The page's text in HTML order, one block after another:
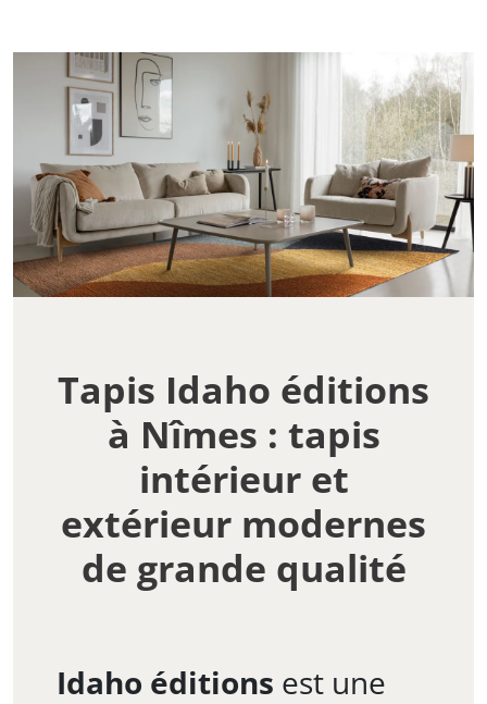
Tapis Idaho éditions
à Nîmes : tapis
intérieur et
extérieur modernes
de grande qualité
Idaho éditions est une